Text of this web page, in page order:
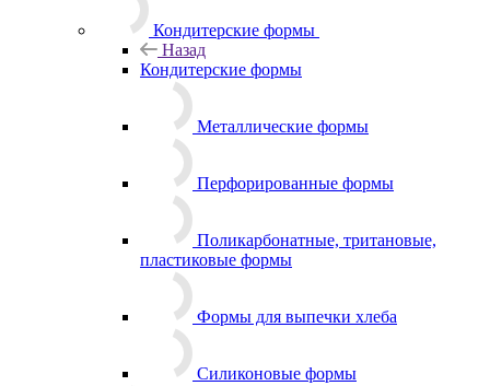
Кондитерские формы
Назад
Кондитерские формы
Металлические формы
Перфорированные формы
Поликарбонатные, тритановые,
пластиковые формы
Формы для выпечки хлеба
Силиконовые формы